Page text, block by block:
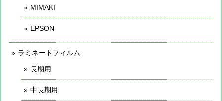
MIMAKI
EPSON
ラミネートフィルム
長期用
中長期用